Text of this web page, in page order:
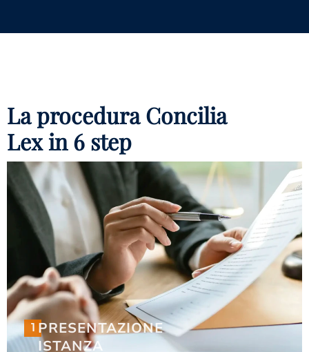
La procedura Concilia
Lex in 6 step
1 PRESENTAZIONE
ISTANZA
1
PRESENTAZIONE
ISTANZA